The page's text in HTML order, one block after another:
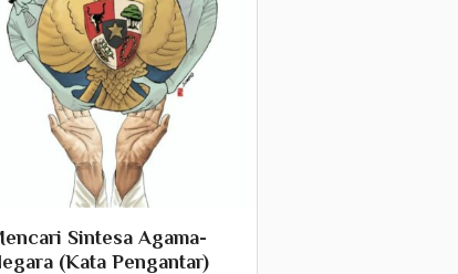
Sintesa Agama-
(Kata Pengantar)